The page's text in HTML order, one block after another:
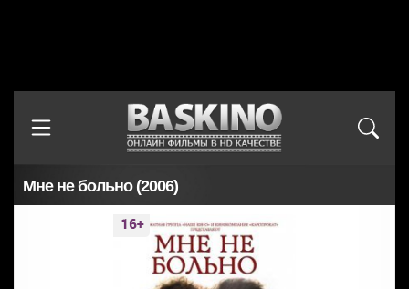
Мне не больно (2006)